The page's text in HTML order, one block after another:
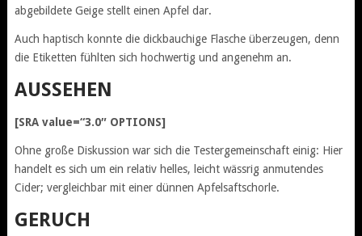
abgebildete Geige stellt einen Apfel dar.
Auch haptisch konnte die dickbauchige Flasche überzeugen, denn
die Etiketten fühlten sich hochwertig und angenehm an.
AUSSEHEN
[SRA value=“3.0″ OPTIONS]
Ohne große Diskussion war sich die Testergemeinschaft einig: Hier
handelt es sich um ein relativ helles, leicht wässrig anmutendes
Cider; vergleichbar mit einer dünnen Apfelsaftschorle.
GERUCH